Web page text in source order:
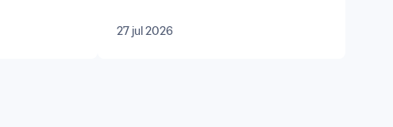
27 jul 2026